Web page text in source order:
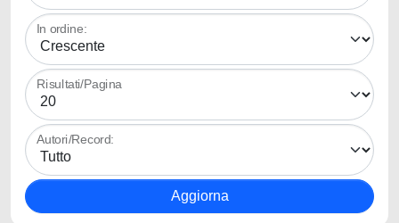
In ordine:
Risultati/Pagina
Autori/Record: